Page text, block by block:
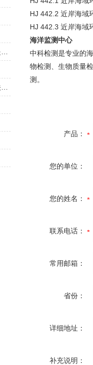
HJ 442.2 近岸海域
HJ 442.3 近岸海域
海洋监测中心
中科检测是专业的
物检测、生物质量
测。
产品：
您的单位：
您的姓名：
联系电话：
常用邮箱：
省份：
详细地址：
补充说明：
耐腐蚀性能检测：材料安全与寿命评估的关键技术